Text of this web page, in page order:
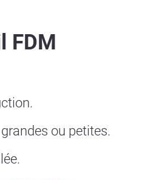
FDM
ou petites.